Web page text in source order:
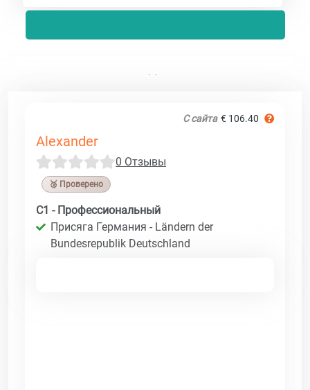
С сайта € 106.40
Alexander
0 Отзывы
🥉 Проверено
C1 - Профессиональный
Присяга Германия - Ländern der
Bundesrepublik Deutschland